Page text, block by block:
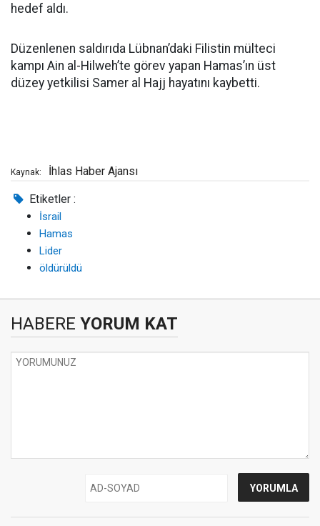
hedef aldı.
Düzenlenen saldırıda Lübnan’daki Filistin mülteci
kampı Ain al-Hilweh’te görev yapan Hamas’ın üst
düzey yetkilisi Samer al Hajj hayatını kaybetti.
Kaynak: İhlas Haber Ajansı
Etiketler :
İsrail
Hamas
Lider
öldürüldü
HABERE YORUM KAT